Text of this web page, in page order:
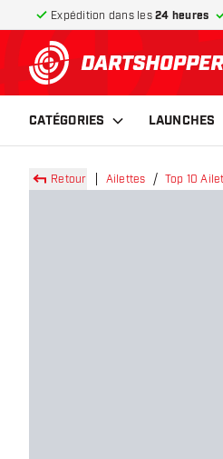
Expédition dans les 24 heures
retour à la
CATÉGORIES LAUNCHES
Retour Ailettes Top 10